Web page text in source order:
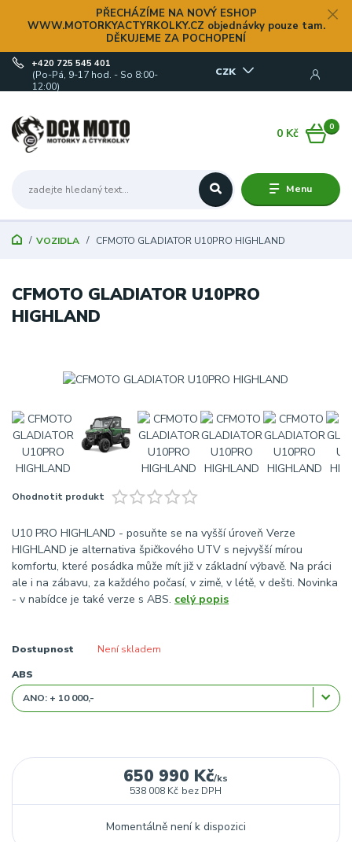
PŘECHÁZÍME NA NOVÝ ESHOP
WWW.MOTORKYACTYRKOLKY.CZ objednávky pouze tam.
DĚKUJEME ZA POCHOPENÍ
Menu
CZK
+420 725 545 401
(Po-Pá, 9-17 hod. - So 8:00-
12:00)
0
0 Kč
VOZIDLA CFMOTO GLADIATOR U10PRO HIGHLAND
CFMOTO GLADIATOR U10PRO
HIGHLAND
Ohodnotit produkt
U10 PRO HIGHLAND - posuňte se na vyšší úroveň Verze
HIGHLAND je alternativa špičkového UTV s nejvyšší mírou
komfortu, které posádka může mít již v základní výbavě. Na práci
ale i na zábavu, za každého počasí, v zimě, v létě, v dešti. Novinka
- v nabídce je také verze s ABS. celý popis
Dostupnost Není skladem
ABS
650 990 Kč/ks
538 008 Kč bez DPH
Momentálně není k dispozici